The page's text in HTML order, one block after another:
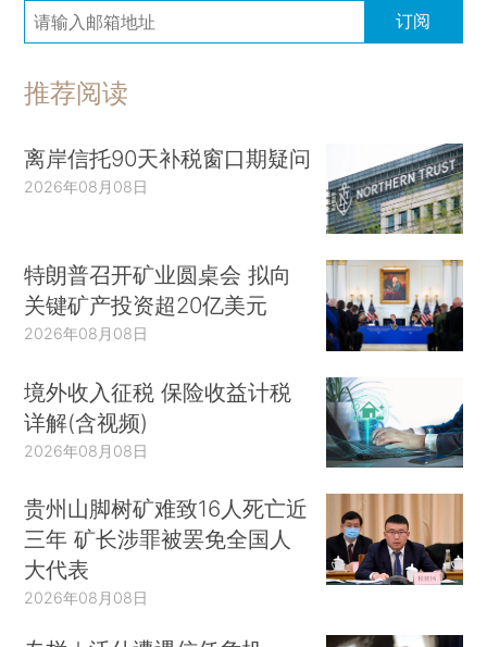
订阅
推荐阅读
离岸信托90天补税窗口期疑问
2026年08月08日
特朗普召开矿业圆桌会 拟向
关键矿产投资超20亿美元
2026年08月08日
境外收入征税 保险收益计税
详解(含视频)
2026年08月08日
贵州山脚树矿难致16人死亡近
三年 矿长涉罪被罢免全国人
大代表
2026年08月08日